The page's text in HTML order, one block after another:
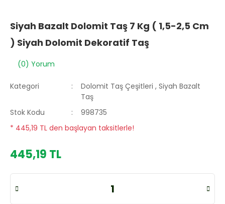
Siyah Bazalt Dolomit Taş 7 Kg ( 1,5-2,5 Cm
) Siyah Dolomit Dekoratif Taş
(0) Yorum
Kategori Dolomit Taş Çeşitleri ,Siyah Bazalt
Taş
Stok Kodu
998735
* 445,19 TL den başlayan taksitlerle!
445,19 TL